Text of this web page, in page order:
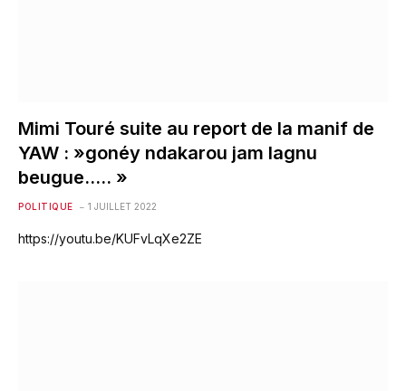
Mimi Touré suite au report de la manif de
YAW : »gonéy ndakarou jam lagnu
beugue….. »
POLITIQUE 1 JUILLET 2022
https://youtu.be/KUFvLqXe2ZE